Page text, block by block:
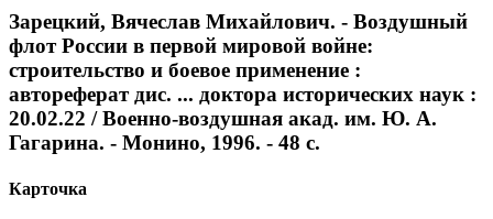
Зарецкий, Вячеслав Михайлович. - Воздушный
флот России в первой мировой войне:
строительство и боевое применение :
автореферат дис. ... доктора исторических наук :
20.02.22 / Военно-воздушная акад. им. Ю. А.
Гагарина. - Монино, 1996. - 48 с.
Карточка